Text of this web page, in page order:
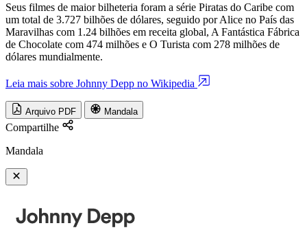
Seus filmes de maior bilheteria foram a série Piratas do Caribe com
um total de 3.727 bilhões de dólares, seguido por Alice no País das
Maravilhas com 1.24 bilhões em receita global, A Fantástica Fábrica
de Chocolate com 474 milhões e O Turista com 278 milhões de
dólares mundialmente.
Leia mais sobre Johnny Depp no Wikipedia
Arquivo PDF Mandala
Compartilhe
Mandala